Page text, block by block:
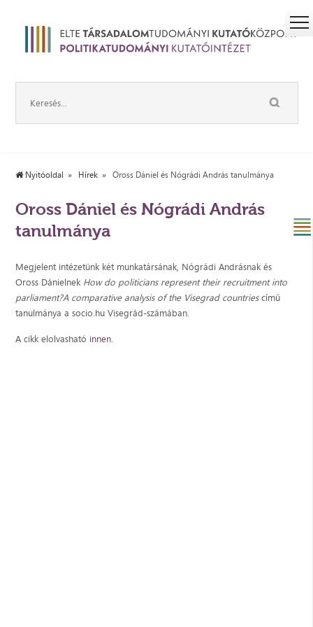
Nyitóoldal Hírek Oross Dániel és Nógrádi András tanulmánya
Oross Dániel és Nógrádi András
tanulmánya
Megjelent intézetünk két munkatársának, Nógrádi Andrásnak és
Oross Dánielnek How do politicians represent their recruitment into
parliament?A comparative analysis of the Visegrad countriescímű
tanulmánya a socio.hu Visegrád-számában.
A cikk elolvasható innen.